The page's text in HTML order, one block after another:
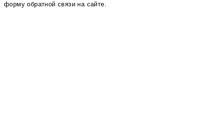
форму обратной связи на сайте.